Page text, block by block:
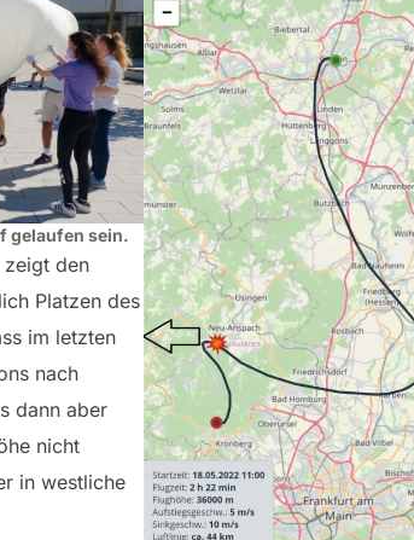
gelaufen sein.
zeigt den
Platzen des
im letzten
nach
dann aber
nicht
in westliche